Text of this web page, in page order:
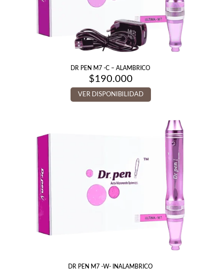
DR PEN M7 -C – ALAMBRICO
$190.000
VER DISPONIBILIDAD
DR PEN M7 -W- INALAMBRICO